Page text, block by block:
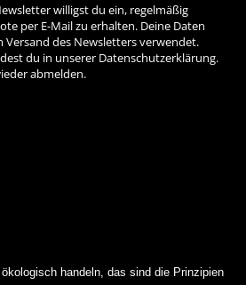
willigst du ein, regelmäßig
per E-Mail zu erhalten. Deine Daten
Versand des Newsletters verwendet.
du in unserer Datenschutzerklärung.
abmelden.
handeln, das sind die Prinzipien